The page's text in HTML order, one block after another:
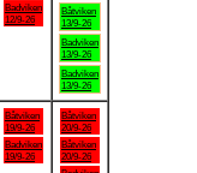
Badviken
12/9-26
Båtviken
13/9-26
Badviken
13/9-26
Badviken
13/9-26
Båtviken
19/9-26
Badviken
19/9-26
Båtviken
20/9-26
Båtviken
20/9-26